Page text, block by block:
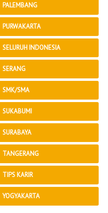
PALEMBANG
PURWAKARTA
SELURUH INDONESIA
SERANG
SMK/SMA
SUKABUMI
SURABAYA
TANGERANG
TIPS KARIR
YOGYAKARTA